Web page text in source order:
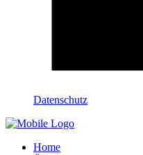
Datenschutz
Home